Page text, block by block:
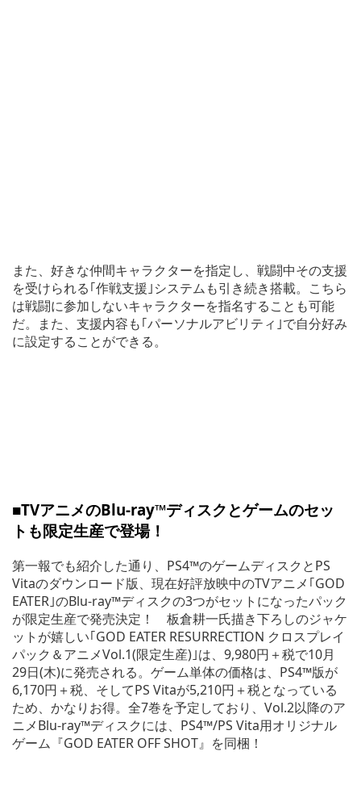
また、好きな仲間キャラクターを指定し、戦闘中その支援
を受けられる｢作戦支援｣システムも引き続き搭載。こちら
は戦闘に参加しないキャラクターを指名することも可能
だ。また、支援内容も｢パーソナルアビリティ｣で自分好み
に設定することができる。
■TVアニメのBlu-ray™ディスクとゲームのセッ
トも限定生産で登場！
第一報でも紹介した通り、PS4™のゲームディスクとPS
Vitaのダウンロード版、現在好評放映中のTVアニメ｢GOD
EATER｣のBlu-ray™ディスクの3つがセットになったパック
が限定生産で発売決定！ 板倉耕一氏描き下ろしのジャケ
ットが嬉しい｢GOD EATER RESURRECTION クロスプレイ
パック＆アニメVol.1(限定生産)｣は、9,980円＋税で10月
29日(木)に発売される。ゲーム単体の価格は、PS4™版が
6,170円＋税、そしてPS Vitaが5,210円＋税となっている
ため、かなりお得。全7巻を予定しており、Vol.2以降のア
ニメBlu-ray™ディスクには、PS4™/PS Vita用オリジナル
ゲーム『GOD EATER OFF SHOT』を同梱！